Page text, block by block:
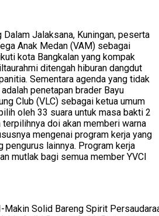
Jalaksana, Kuningan, peserta
Anak Medan (VAM) sebagai
kota Bangkalan yang kompak
ditengah hiburan dangdut
Sementara agenda yang tidak
penetapan brader Bayu
Club (VLC) sebagai ketua umum
oleh 33 suara untuk masa bakti 2
doi akan memberi warna
mengenai program kerja yang
pengurus lainnya. Program kerja
mutlak bagi semua member YVCI